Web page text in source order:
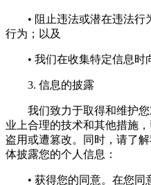
• 阻止违法或潜在违法行
行为；以及
• 我们在收集特定信息时
3. 信息的披露
我们致力于取得和维护您
业上合理的技术和其他措施
盗用或遭篡改。同时，请了
体披露您的个人信息：
• 获得您的同意。在您同